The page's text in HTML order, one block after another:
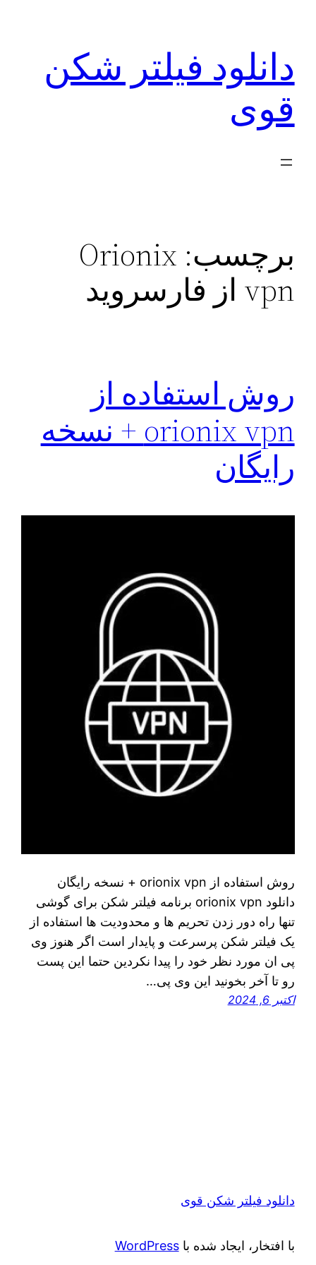
دانلود فیلتر شکن
قوی
برچسب: Orionix
vpn از فارسروید
روش استفاده از
orionix vpn + نسخه
رایگان
روش استفاده از orionix vpn + نسخه رایگان
دانلود orionix vpn برنامه فیلتر شکن برای گوشی
تنها راه دور زدن تحریم ها و محدودیت ها استفاده از
یک فیلتر شکن پرسرعت و پایدار است اگر هنوز وی
پی ان مورد نظر خود را پیدا نکردین حتما این پست
رو تا آخر بخونید این وی پی…
اکتبر 6, 2024
دانلود فیلتر شکن قوی
با افتخار، ایجاد شده باWordPress